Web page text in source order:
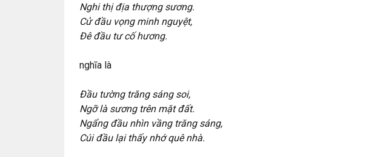
Nghi thị địa thượng sương.
Cử đầu vọng minh nguyệt,
Đê đầu tư cố hương.
nghĩa là
Đầu tường trăng sáng soi,
Ngỡ là sương trên mặt đất.
Ngẩng đầu nhìn vầng trăng sáng,
Cúi đầu lại thấy nhớ quê nhà.